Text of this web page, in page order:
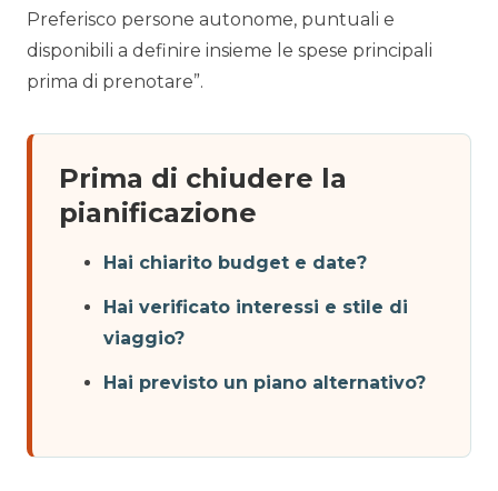
Preferisco persone autonome, puntuali e
disponibili a definire insieme le spese principali
prima di prenotare”.
Prima di chiudere la
pianificazione
Hai chiarito budget e date?
Hai verificato interessi e stile di
viaggio?
Hai previsto un piano alternativo?